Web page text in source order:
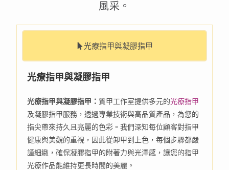
風采。
光療指甲與凝膠指甲
光療指甲與凝膠指甲
光療指甲與凝膠指甲：質甲工作室提供多元的光療指甲
及凝膠指甲服務，透過專業技術與高品質產品，為您的
指尖帶來持久且亮麗的色彩。我們深知每位顧客對指甲
健康與美觀的重視，因此從卸甲到上色，每個步驟都嚴
謹細緻，確保凝膠指甲的附著力與光澤感，讓您的指甲
光療作品能維持更長時間的美麗。